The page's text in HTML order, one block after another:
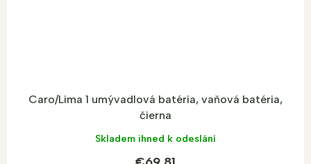
Caro/Lima 1 umývadlová batéria, vaňová batéria,
čierna
Skladem ihned k odeslání